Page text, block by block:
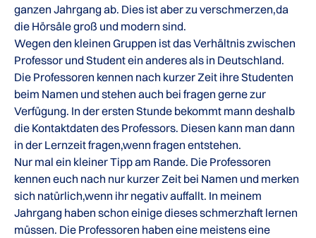
ganzen Jahrgang ab. Dies ist aber zu verschmerzen,da
die Hörsäle groß und modern sind.
Wegen den kleinen Gruppen ist das Verhältnis zwischen
Professor und Student ein anderes als in Deutschland.
Die Professoren kennen nach kurzer Zeit ihre Studenten
beim Namen und stehen auch bei fragen gerne zur
Verfügung. In der ersten Stunde bekommt mann deshalb
die Kontaktdaten des Professors. Diesen kann man dann
in der Lernzeit fragen,wenn fragen entstehen.
Nur mal ein kleiner Tipp am Rande. Die Professoren
kennen euch nach nur kurzer Zeit bei Namen und merken
sich natürlich,wenn ihr negativ auffallt. In meinem
Jahrgang haben schon einige dieses schmerzhaft lernen
müssen. Die Professoren haben eine meistens eine